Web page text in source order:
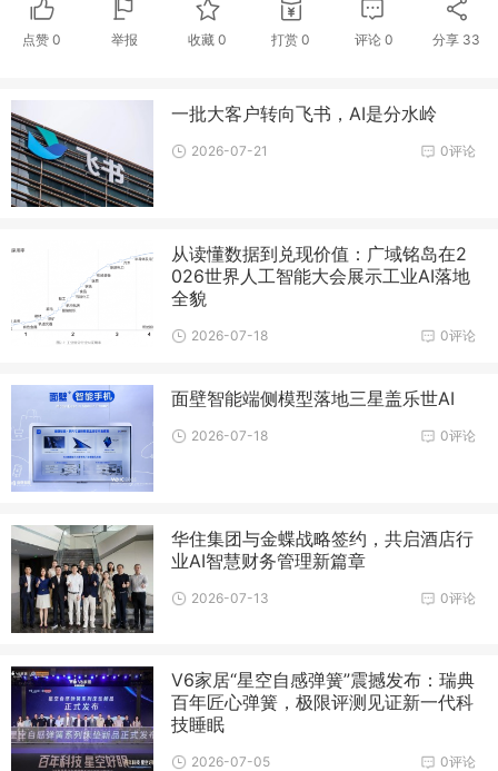
点赞 0 举报 收藏0 打赏 0 评论 0 分享 33
一批大客户转向飞书，AI是分水岭
0评论
2026-07-21
从读懂数据到兑现价值：广域铭岛在2
026世界人工智能大会展示工业AI落地
全貌
0评论
2026-07-18
面壁智能端侧模型落地三星盖乐世AI
0评论
2026-07-18
华住集团与金蝶战略签约，共启酒店行
业AI智慧财务管理新篇章
0评论
2026-07-13
V6家居“星空自感弹簧”震撼发布：瑞典
百年匠心弹簧，极限评测见证新一代科
技睡眠
0评论
2026-07-05